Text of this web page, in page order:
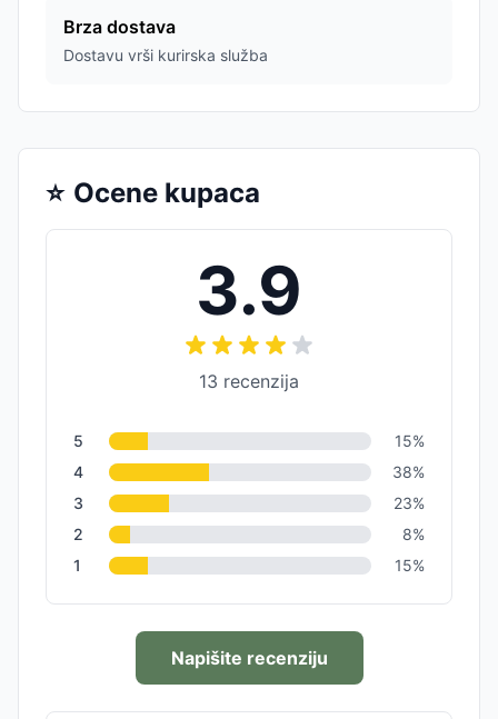
Brza dostava
Dostavu vrši kurirska služba
⭐ Ocene kupaca
3.9
13 recenzija
5 15%
4
38%
3
23%
2
8%
1
15%
Napišite recenziju